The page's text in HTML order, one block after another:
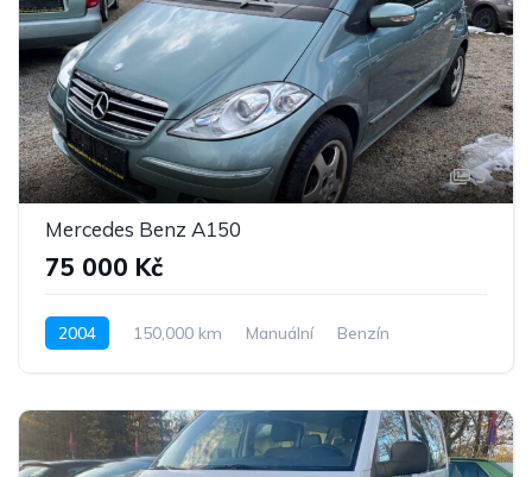
9
Mercedes Benz A150
75 000 Kč
2004 150,000 km Manuální
Benzín